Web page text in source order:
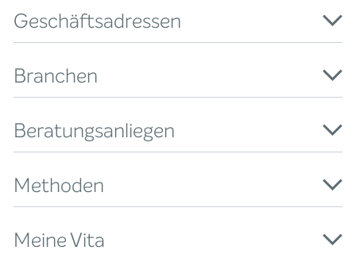
Geschäftsadressen
Branchen
Beratungsanliegen
Methoden
Meine Vita